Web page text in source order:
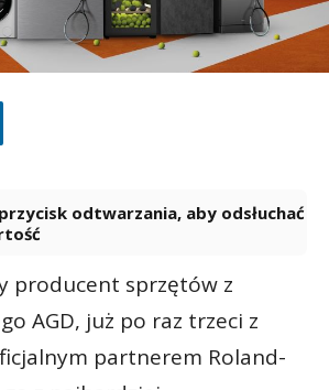
producent sprzętów z
AGD, już po raz trzeci z
partnerem Roland-